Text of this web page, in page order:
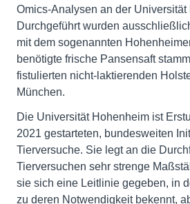
Omics-Analysen an der Universität
Durchgeführt wurden
mit dem sogenannten
benötigte frische Pansensaft
fistulierten nicht-laktierenden
München.
Die Universität Hohenheim ist
2021 gestarteten, bundesweiten
Tierversuche. Sie legt an die
Tierversuchen sehr strenge
sie sich eine Leitlinie gegeben, in
zu deren Notwendigkeit bekennt,